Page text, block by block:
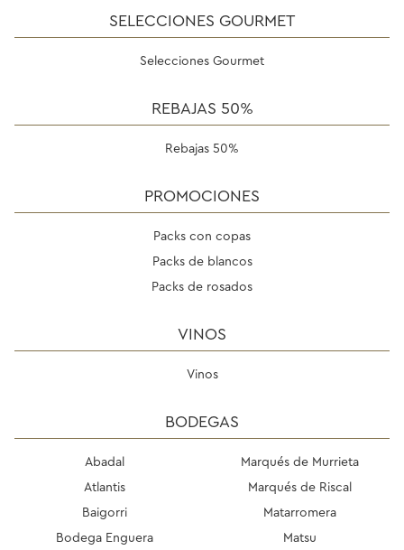
SELECCIONES GOURMET
Selecciones Gourmet
REBAJAS 50%
Rebajas 50%
PROMOCIONES
Packs con copas
Packs de blancos
Packs de rosados
VINOS
Vinos
BODEGAS
Abadal
Atlantis
Baigorri
Bodega Enguera
Marqués de Murrieta
Marqués de Riscal
Matarromera
Matsu